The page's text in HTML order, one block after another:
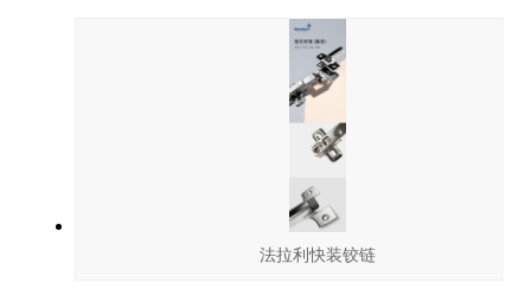
法拉利快装铰链